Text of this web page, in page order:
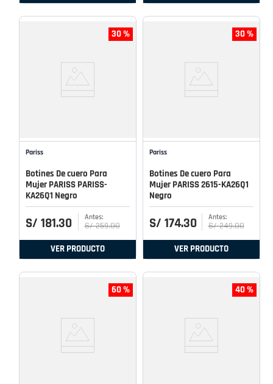
30 %
Pariss
Botines De cuero Para
Mujer PARISS PARISS-
KA26Q1 Negro
S/ 181.30 S/ 259.00
VER PRODUCTO
30 %
Pariss
Botines De cuero Para
Mujer PARISS 2615-KA26Q1
Negro
S/ 174.30 S/ 249.00
VER PRODUCTO
60 % 40 %